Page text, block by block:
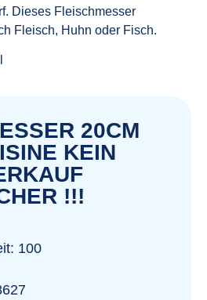
Dieses Fleischmesser
Fleisch, Huhn oder Fisch.
20CM
KEIN
!!!
100